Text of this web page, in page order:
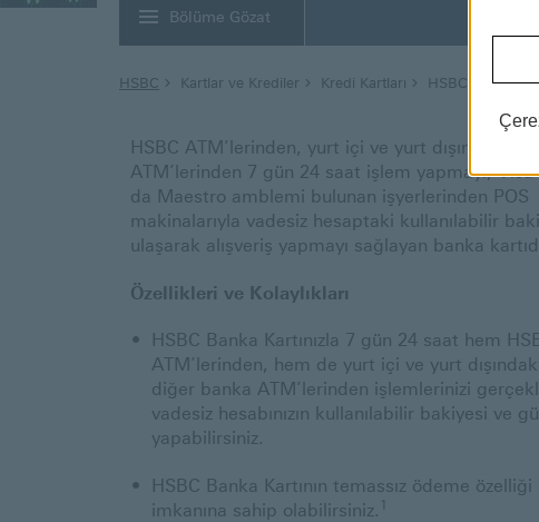
Bölüme Gözat
HSBC Kartlar ve Krediler Kredi Kartları HSBC Banka
HSBC ATM’lerinden, yurt içi ve yurt dışında diğer
ATM’lerinden 7 gün 24 saat işlem yapmayı,
da Maestro amblemi bulunan işyerlerinden POS
makinalarıyla vadesiz hesaptaki kullanılabilir
ulaşarak alışveriş yapmayı sağlayan banka
Özellikleri ve Kolaylıkları
HSBC Banka Kartınızla 7 gün 24 saat hem
ATM’lerinden, hem de yurt içi ve yurt
diğer banka ATM’lerinden işlemlerinizi
vadesiz hesabınızın kullanılabilir bakiyesi ve
yapabilirsiniz.
HSBC Banka Kartının temassız ödeme
imkanına sahip olabilirsiniz.